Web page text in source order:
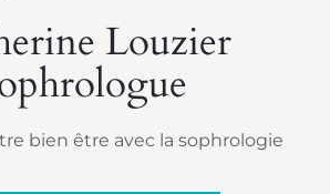
Louzier
bien être avec la sophrologie​